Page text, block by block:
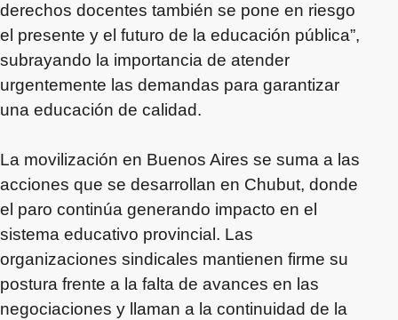
derechos docentes también se pone en riesgo
el presente y el futuro de la educación pública”,
subrayando la importancia de atender
urgentemente las demandas para garantizar
una educación de calidad.
La movilización en Buenos Aires se suma a las
acciones que se desarrollan en Chubut, donde
el paro continúa generando impacto en el
sistema educativo provincial. Las
organizaciones sindicales mantienen firme su
postura frente a la falta de avances en las
negociaciones y llaman a la continuidad de la